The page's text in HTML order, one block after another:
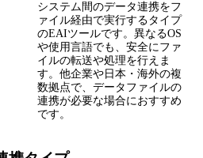
システム間のデータ連携をフ
ァイル経由で実行するタイプ
のEAIツールです。異なるOS
や使用言語でも、安全にファ
イルの転送や処理を行えま
す。他企業や日本・海外の複
数拠点で、データファイルの
連携が必要な場合におすすめ
です。